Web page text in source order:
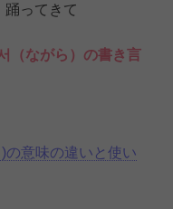
踊ってきて
（ながら）の書き言
の意味の違いと使い